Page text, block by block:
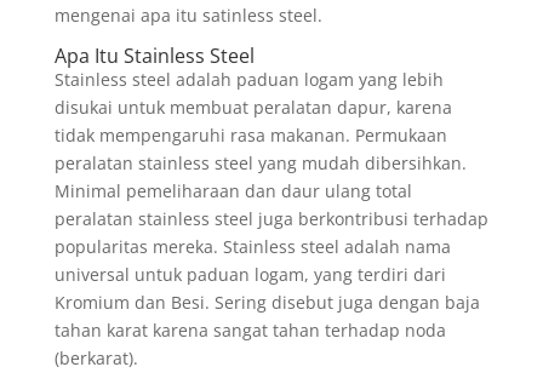
mengenai apa itu satinless steel.
Apa Itu Stainless Steel
Stainless steel adalah paduan logam yang lebih
disukai untuk membuat peralatan dapur, karena
tidak mempengaruhi rasa makanan. Permukaan
peralatan stainless steel yang mudah dibersihkan.
Minimal pemeliharaan dan daur ulang total
peralatan stainless steel juga berkontribusi terhadap
popularitas mereka. Stainless steel adalah nama
universal untuk paduan logam, yang terdiri dari
Kromium dan Besi. Sering disebut juga dengan baja
tahan karat karena sangat tahan terhadap noda
(berkarat).